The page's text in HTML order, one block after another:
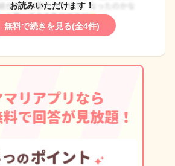
お読みいただけます！
無料で続きを見る(全4件)